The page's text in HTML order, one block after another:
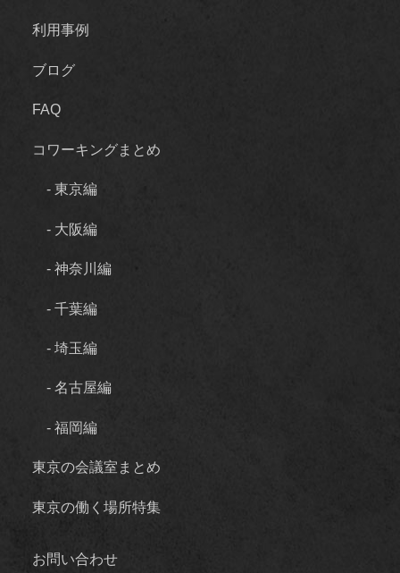
利用事例
ブログ
FAQ
コワーキングまとめ
- 東京編
- 大阪編
- 神奈川編
- 千葉編
- 埼玉編
- 名古屋編
- 福岡編
東京の会議室まとめ
東京の働く場所特集
お問い合わせ